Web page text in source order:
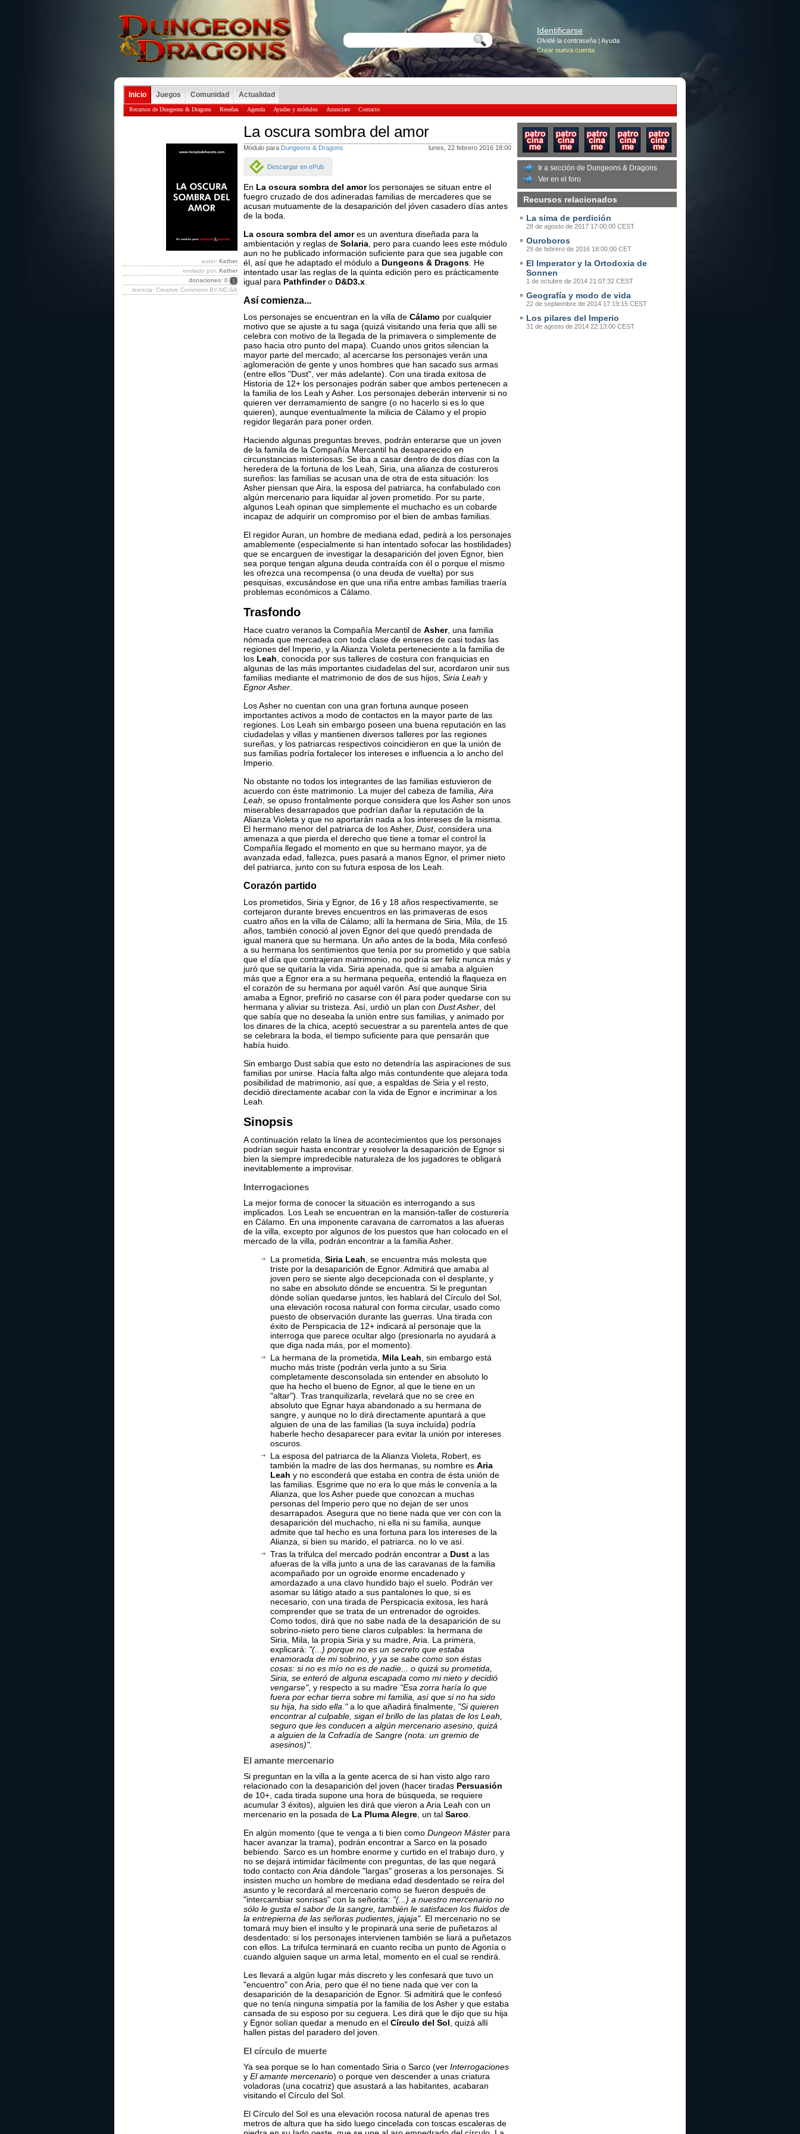
Identificarse
Olvidé la contraseña | Ayuda
Crear nueva cuenta
Inicio Juegos Comunidad Actualidad
Recursos de Dungeons & Dragons Reseñas Agenda Ayudas y módulos Anunciate Contacto
La oscura sombra del amor
Módulo para Dungeons & Dragons lunes, 22 febrero 2016 18:00
Descargar en ePub
En La oscura sombra del amorlos personajes se situan entre el
fuegro cruzado de dos adineradas familias de mercaderes que se
acusan mutuamente de la desaparición del jóven casadero días antes
de la boda.
La oscura sombra del amores un aventura diseñada para la
ambientación y reglas de Solaria , pero para cuando lees este módulo
aun no he publicado información suficiente para que sea jugable con
él, así que he adaptado el módulo a Dungeons & Dragons . He
intentado usar las reglas de la quinta edición pero es prácticamente
igual para Pathfindero D&D3.x
Así comienza...
Los personajes se encuentran en la villa de Cálamo por cualquier
motivo que se ajuste a tu saga (quizá visitando una feria que allí se
celebra con motivo de la llegada de la primavera o simplemente de
paso hacia otro punto del mapa). Cuando unos gritos silencian la
mayor parte del mercado; al acercarse los personajes verán una
aglomeración de gente y unos hombres que han sacado sus armas
(entre ellos "Dust", ver más adelante). Con una tirada exitosa de
Historia de 12+ los personajes podrán saber que ambos pertenecen a
la familia de los Leah y Asher. Los personajes deberán intervenir si no
quieren ver derramamiento de sangre (o no hacerlo si es lo que
quieren), aunque eventualmente la milicia de Cálamo y el propio
regidor llegarán para poner orden.
Haciendo algunas preguntas breves, podrán enterarse que un joven
de la famila de la Compañía Mercantil ha desaparecido en
circunstancias misteriosas. Se iba a casar dentro de dos días con la
heredera de la fortuna de los Leah, Siria, una alianza de costureros
sureños: las familias se acusan una de otra de esta situación: los
Asher piensan que Aira, la esposa del patriarca, ha confabulado con
algún mercenario para liquidar al joven prometido. Por su parte,
algunos Leah opinan que simplemente el muchacho es un cobarde
incapaz de adquirir un compromiso por el bien de ambas familias.
El regidor Auran, un hombre de mediana edad, pedirá a los personajes
amablemente (especialmente si han intentado sofocar las hostilidades)
que se encarguen de investigar la desaparición del joven Egnor, bien
sea porque tengan alguna deuda contraída con él o porque el mismo
les ofrezca una recompensa (o una deuda de vuelta) por sus
pesquisas, excusándose en que una riña entre ambas familias traería
problemas económicos a Cálamo.
Trasfondo
Hace cuatro veranos la Compañía Mercantil de Asher, una familia
nómada que mercadea con toda clase de enseres de casi todas las
regiones del Imperio, y la Alianza Violeta perteneciente a la familia de
los Leah , conocida por sus talleres de costura con franquicias en
algunas de las más importantes ciudadelas del sur, acordaron unir sus
familias mediante el matrimonio de dos de sus hijos, Siria Leah y
Egnor Asher
Los Asher no cuentan con una gran fortuna aunque poseen
importantes activos a modo de contactos en la mayor parte de las
regiones. Los Leah sin embargo poseen una buena reputación en las
ciudadelas y villas y mantienen diversos talleres por las regiones
sureñas, y los patriarcas respectivos coincidieron en que la unión de
sus familias podría fortalecer los intereses e influencia a lo ancho del
Imperio.
No obstante no todos los integrantes de las familias estuvieron de
acuerdo con éste matrimonio. La mujer del cabeza de familia, Aira
Leah , se opuso frontalmente porque considera que los Asher son unos
miserables desarrapados que podrían dañar la reputación de la
Alianza Violeta y que no aportarán nada a los intereses de la misma.
El hermano menor del patriarca de los Asher, Dust, considera una
amenaza a que pierda el derecho que tiene a tomar el control la
Compañía llegado el momento en que su hermano mayor, ya de
avanzada edad, fallezca, pues pasará a manos Egnor, el primer nieto
del patriarca, junto con su futura esposa de los Leah.
Corazón partido
Los prometidos, Siria y Egnor, de 16 y 18 años respectivamente, se
cortejaron durante breves encuentros en las primaveras de esos
cuatro años en la villa de Cálamo; allí la hermana de Siria, Mila, de 15
años, también conoció al joven Egnor del que quedó prendada de
igual manera que su hermana. Un año antes de la boda, Mila confesó
a su hermana los sentimientos que tenía por su prometido y que sabía
que el día que contrajeran matrimonio, no podría ser feliz nunca más y
juró que se quitaría la vida. Siria apenada, que si amaba a alguien
más que a Egnor era a su hermana pequeña, entendió la flaqueza en
el corazón de su hermana por aquél varón. Así que aunque Siria
amaba a Egnor, prefirió no casarse con él para poder quedarse con su
hermana y aliviar su tristeza. Así, urdió un plan con Dust Asher , del
que sabía que no deseaba la unión entre sus familias, y animado por
los dinares de la chica, aceptó secuestrar a su parentela antes de que
se celebrara la boda, el tiempo suficiente para que pensarán que
había huido.
Sin embargo Dust sabía que esto no detendría las aspiraciones de sus
familias por unirse. Hacía falta algo más contundente que alejara toda
posibilidad de matrimonio, así que, a espaldas de Siria y el resto,
decidió directamente acabar con la vida de Egnor e incriminar a los
Leah.
Sinopsis
A continuación relato la línea de acontecimientos que los personajes
podrían seguir hasta encontrar y resolver la desaparición de Egnor si
bien la siempre impredecible naturaleza de los jugadores te obligará
inevitablemente a improvisar.
Interrogaciones
La mejor forma de conocer la situación es interrogando a sus
implicados. Los Leah se encuentran en la mansión-taller de costurería
en Cálamo. En una imponente caravana de carromatos a las afueras
de la villa, excepto por algunos de los puestos que han colocado en el
mercado de la villa, podrán encontrar a la familia Asher.
La prometida, Siria Leah , se encuentra más molesta que
triste por la desaparición de Egnor. Admitirá que amaba al
joven pero se siente algo decepcionada con el desplante, y
no sabe en absoluto dónde se encuentra. Si le preguntan
dónde solían quedarse juntos, les hablará del Círculo del Sol,
una elevación rocosa natural con forma circular, usado como
puesto de observación durante las guerras. Una tirada con
éxito de Perspicacia de 12+ indicará al personaje que la
interroga que parece ocultar algo (presionarla no ayudará a
que diga nada más, por el momento).
La hermana de la prometida, Mila Leah , sin embargo está
mucho más triste (podrán verla junto a su Siria
completamente desconsolada sin entender en absoluto lo
que ha hecho el bueno de Egnor, al que le tiene en un
"altar"). Tras tranquilizarla, revelará que no se cree en
absoluto que Egnar haya abandonado a su hermana de
sangre, y aunque no lo dirá directamente apuntará a que
alguien de una de las familias (la suya incluída) podría
haberle hecho desaparecer para evitar la unión por intereses
oscuros.
La esposa del patriarca de la Alianza Violeta, Robert, es
también la madre de las dos hermanas, su nombre es Aria
Leah y no esconderá que estaba en contra de ésta unión de
las familias. Esgrime que no era lo que más le convenía a la
Alianza, que los Asher puede que conozcan a muchas
personas del Imperio pero que no dejan de ser unos
desarrapados. Asegura que no tiene nada que ver con con la
desaparición del muchacho, ni ella ni su familia, aunque
admite que tal hecho es una fortuna para los intereses de la
Alianza, si bien su marido, el patriarca. no lo ve así.
Tras la trifulca del mercado podrán encontrar a Dust a las
afueras de la villa junto a una de las caravanas de la familia
acompañado por un ogroide enorme encadenado y
amordazado a una clavo hundido bajo el suelo. Podrán ver
asomar su látigo atado a sus pantalones lo que, si es
necesario, con una tirada de Perspicacia exitosa, les hará
comprender que se trata de un entrenador de ogroides.
Como todos, dirá que no sabe nada de la desaparición de su
sobrino-nieto pero tiene claros culpables: la hermana de
Siria, Mila, la propia Siria y su madre, Aria. La primera,
explicará: "(...) porque no es un secreto que estaba
enamorada de mi sobrino, y ya se sabe como son éstas
cosas: si no es mío no es de nadie... o quizá su prometida,
Siria, se enteró de alguna escapada como mi nieto y decidió
vengarse", y respecto a su madre "Esa zorra haría lo que
fuera por echar tierra sobre mi familia, así que si no ha sido
su hija, ha sido ella."a lo que añadirá finalmente, "Si quieren
encontrar al culpable, sigan el brillo de las platas de los Leah,
seguro que les conducen a algún mercenario asesino, quizá
a alguien de la Cofradía de Sangre (nota: un gremio de
asesinos)".
El amante mercenario
Si preguntan en la villa a la gente acerca de si han visto algo raro
relacionado con la desaparición del joven (hacer tiradas Persuasión
de 10+, cada tirada supone una hora de búsqueda, se requiere
acumular 3 éxitos), alguien les dirá que vieron a Aria Leah con un
mercenario en la posada de La Pluma Alegre , un tal Sarco
En algún momento (que te venga a ti bien como Dungeon Máster para
hacer avanzar la trama), podrán encontrar a Sarco en la posado
bebiendo. Sarco es un hombre enorme y curtido en el trabajo duro, y
no se dejará intimidar fácilmente con preguntas, de las que negará
todo contacto con Aria dándole "largas" groseras a los personajes. Si
insisten mucho un hombre de mediana edad desdentado se reíra del
asunto y le recordará al mercenario como se fueron después de
"intercambiar sonrisas" con la señorita: "(...) a nuestro mercenario no
sólo le gusta el sabor de la sangre, también le satisfacen los fluidos de
la entrepierna de las señoras pudientes, jajaja". El mercenario no se
tomará muy bien el insulto y le propinará una serie de puñetazos al
desdentado: si los personajes intervienen también se liará a puñetazos
con ellos. La trifulca terminará en cuanto reciba un punto de Agonía o
cuando alguien saque un arma letal, momento en el cual se rendirá.
Les llevará a algún lugar más discreto y les confesará que tuvo un
"encuentro" con Aria, pero que él no tiene nada que ver con la
desaparición de la desaparición de Egnor. Si admitirá que le confesó
que no tenía ninguna simpatía por la familia de los Asher y que estaba
cansada de su esposo por su ceguera. Les dirá que le dijo que su hija
y Egnor solían quedar a menudo en el Círculo del Sol , quizá allí
hallen pistas del paradero del joven.
El círculo de muerte
Ya sea porque se lo han comentado Siria o Sarco (ver Interrogaciones
y El amante mercenario) o porque ven descender a unas criatura
voladoras (una cocatriz) que asustará a las habitantes, acabaran
visitando el Círculo del Sol.
El Círculo del Sol es una elevación rocosa natural de apenas tres
metros de altura que ha sido luego cincelada con toscas escaleras de
Ir a sección de Dungeons & Dragons
Ver en el foro
Recursos relacionados
La sima de perdición
28 de agosto de 2017 17:00:00 CEST
Ouroboros
29 de febrero de 2016 18:00:00 CET
El Imperator y la Ortodoxia de
Sonnen
1 de octubre de 2014 21:07:32 CEST
Geografía y modo de vida
22 de septiembre de 2014 17:19:15 CEST
Los pilares del Imperio
31 de agosto de 2014 22:13:00 CEST
autor: Kether
enviado por: Kether
donaciones: 0
licencia: Creative Commons BY-NC-SA